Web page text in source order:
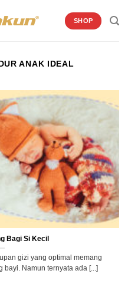
SHOP
ANAK IDEAL
Bagi Si Kecil
gizi yang optimal memang
Namun ternyata ada [...]